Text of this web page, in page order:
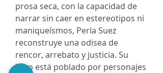
prosa seca, con la capacidad de
narrar sin caer en estereotipos ni
maniqueísmos, Perla Suez
reconstruye una odisea de
rencor, arrebato y justicia. Su
libro está poblado por personajes